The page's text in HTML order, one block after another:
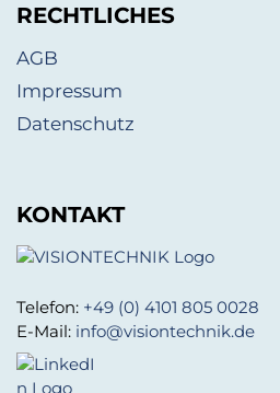
RECHTLICHES
AGB
Impressum
Datenschutz
KONTAKT
Telefon: +49 (0) 4101 805 0028
E-Mail: info@visiontechnik.de